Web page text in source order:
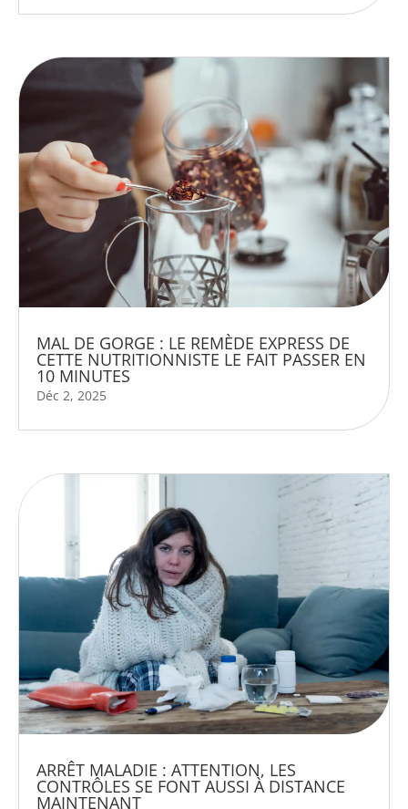
MAL DE GORGE : LE REMÈDE EXPRESS DE
CETTE NUTRITIONNISTE LE FAIT PASSER EN
10 MINUTES
Déc 2, 2025
ARRÊT MALADIE : ATTENTION, LES
CONTRÔLES SE FONT AUSSI À DISTANCE
MAINTENANT